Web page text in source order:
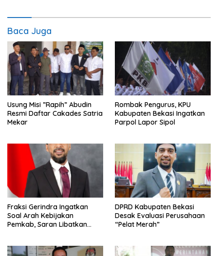
Baca Juga
Usung Misi ”Rapih” Abudin
Resmi Daftar Cakades Satria
Mekar
Rombak Pengurus, KPU
Kabupaten Bekasi Ingatkan
Parpol Lapor Sipol
Fraksi Gerindra Ingatkan
Soal Arah Kebijakan
Pemkab, Saran Libatkan
DPRD Kabupaten Bekasi
Desak Evaluasi Perusahaan
“Pelat Merah”